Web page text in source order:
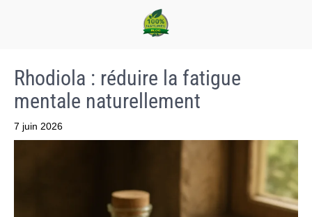
Rhodiola : réduire la fatigue
mentale naturellement
7 juin 2026